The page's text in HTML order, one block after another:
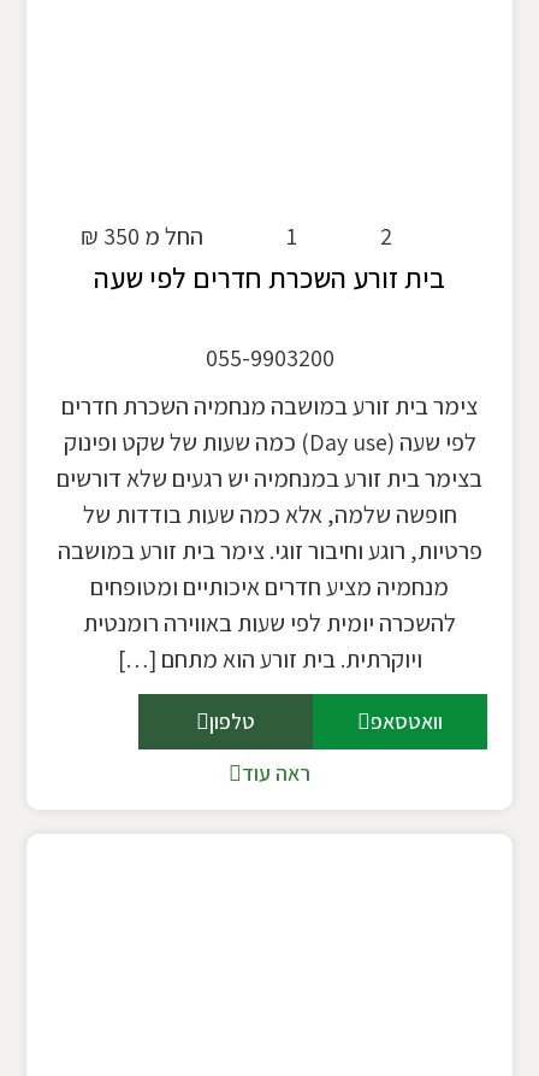
החל מ 350 ₪ 1 2
בית זורע השכרת חדרים לפי שעה
055-9903200
צימר בית זורע במושבה מנחמיה השכרת חדרים
לפי שעה (Day use) כמה שעות של שקט ופינוק
בצימר בית זורע במנחמיה יש רגעים שלא דורשים
חופשה שלמה, אלא כמה שעות בודדות של
פרטיות, רוגע וחיבור זוגי. צימר בית זורע במושבה
מנחמיה מציע חדרים איכותיים ומטופחים
להשכרה יומית לפי שעות באווירה רומנטית
ויוקרתית. בית זורע הוא מתחם […]
וואטסאפ
טלפון
ראה עוד